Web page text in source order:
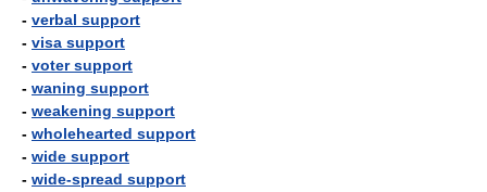
- verbal support
- visa support
- voter support
- waning support
- weakening support
- wholehearted support
- wide support
- wide-spread support